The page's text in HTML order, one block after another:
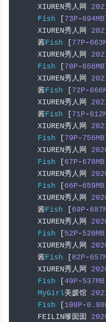
XIUREN秀人网
Fish
73P-694MB]
XIUREN秀人网
酱Fish 77P-
XIUREN秀人网
Fish
70P-656MB]
XIUREN秀人网
酱Fish 72P-
XIUREN秀人网
酱Fish 71P-
XIUREN秀人网
Fish
79P-756MB]
XIUREN秀人网
Fish
67P-678MB]
XIUREN秀人网
Fish
66P-659MB]
XIUREN秀人网
酱Fish 69P-
XIUREN秀人网
Fish
52P-520MB]
XIUREN秀人网
酱Fish 82P-
XIUREN秀人网
Fish
49P-537MB]
MyGirl美媛馆
Fish
108P-
FEILIN嗲囡囡